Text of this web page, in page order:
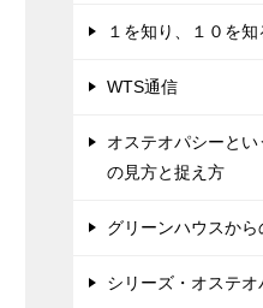
１を知り、１０を知
WTS通信
オステオパシーと
の見方と捉え方
グリーンハウスか
シリーズ・オステオ